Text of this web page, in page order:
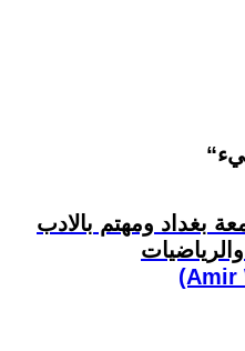
بغداد ومهتم بالادب
(Amir